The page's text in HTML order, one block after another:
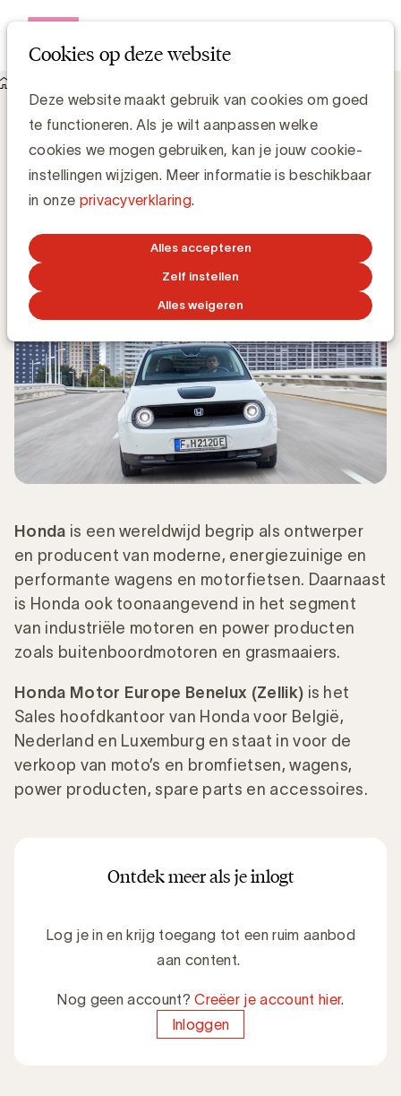
Cookies op deze website
Deze website maakt gebruik van cookies om goed
te functioneren. Als je wilt aanpassen welke
cookies we mogen gebruiken, kan je jouw cookie-
instellingen wijzigen. Meer informatie is beschikbaar
in onze privacyverklaring.
Alles accepteren
Zelf instellen
Alles weigeren
UBA verwelkomt Honda als nieuw lid
Sales & Loyalty Manager
Honda is een wereldwijd begrip als ontwerper
en producent van moderne, energiezuinige en
performante wagens en motorfietsen. Daarnaast
is Honda ook toonaangevend in het segment
van industriële motoren en power producten
zoals buitenboordmotoren en grasmaaiers.
Honda Motor Europe Benelux (Zellik) is het
Sales hoofdkantoor van Honda voor België,
Nederland en Luxemburg en staat in voor de
verkoop van moto’s en bromfietsen, wagens,
power producten, spare parts en accessoires.
Ontdek meer als je inlogt
Log je in en krijg toegang tot een ruim aanbod
aan content.
Nog geen account?Creëer je account hier.
Inloggen